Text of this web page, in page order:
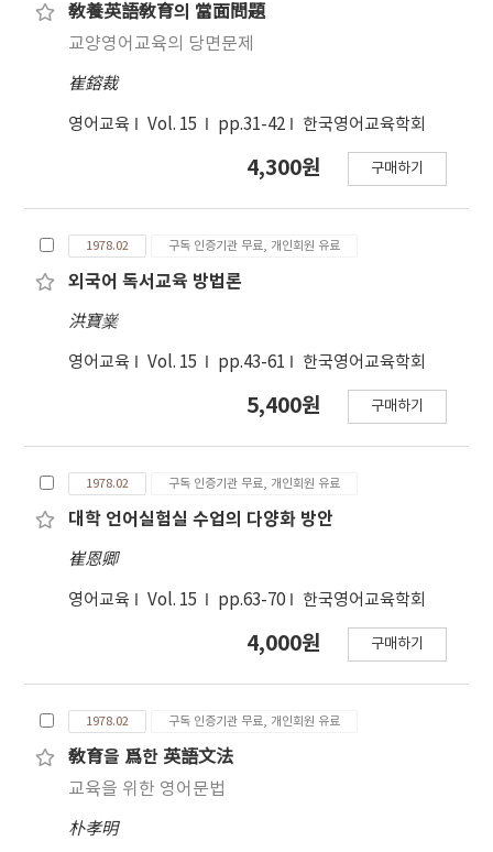
敎養英語敎育의 當面問題
교양영어교육의 당면문제
崔鎔裁
영어교육 Vol. 15 pp.31-42 한국영어교육학회
4,300원 구매하기
1978.02 구독 인증기관 무료, 개인회원 유료
외국어 독서교육 방법론
洪寶嶪
영어교육 Vol. 15 pp.43-61 한국영어교육학회
5,400원 구매하기
1978.02 구독 인증기관 무료, 개인회원 유료
대학 언어실험실 수업의 다양화 방안
崔恩卿
영어교육 Vol. 15 pp.63-70 한국영어교육학회
4,000원 구매하기
1978.02 구독 인증기관 무료, 개인회원 유료
敎育을 爲한 英語文法
교육을 위한 영어문법
朴孝明